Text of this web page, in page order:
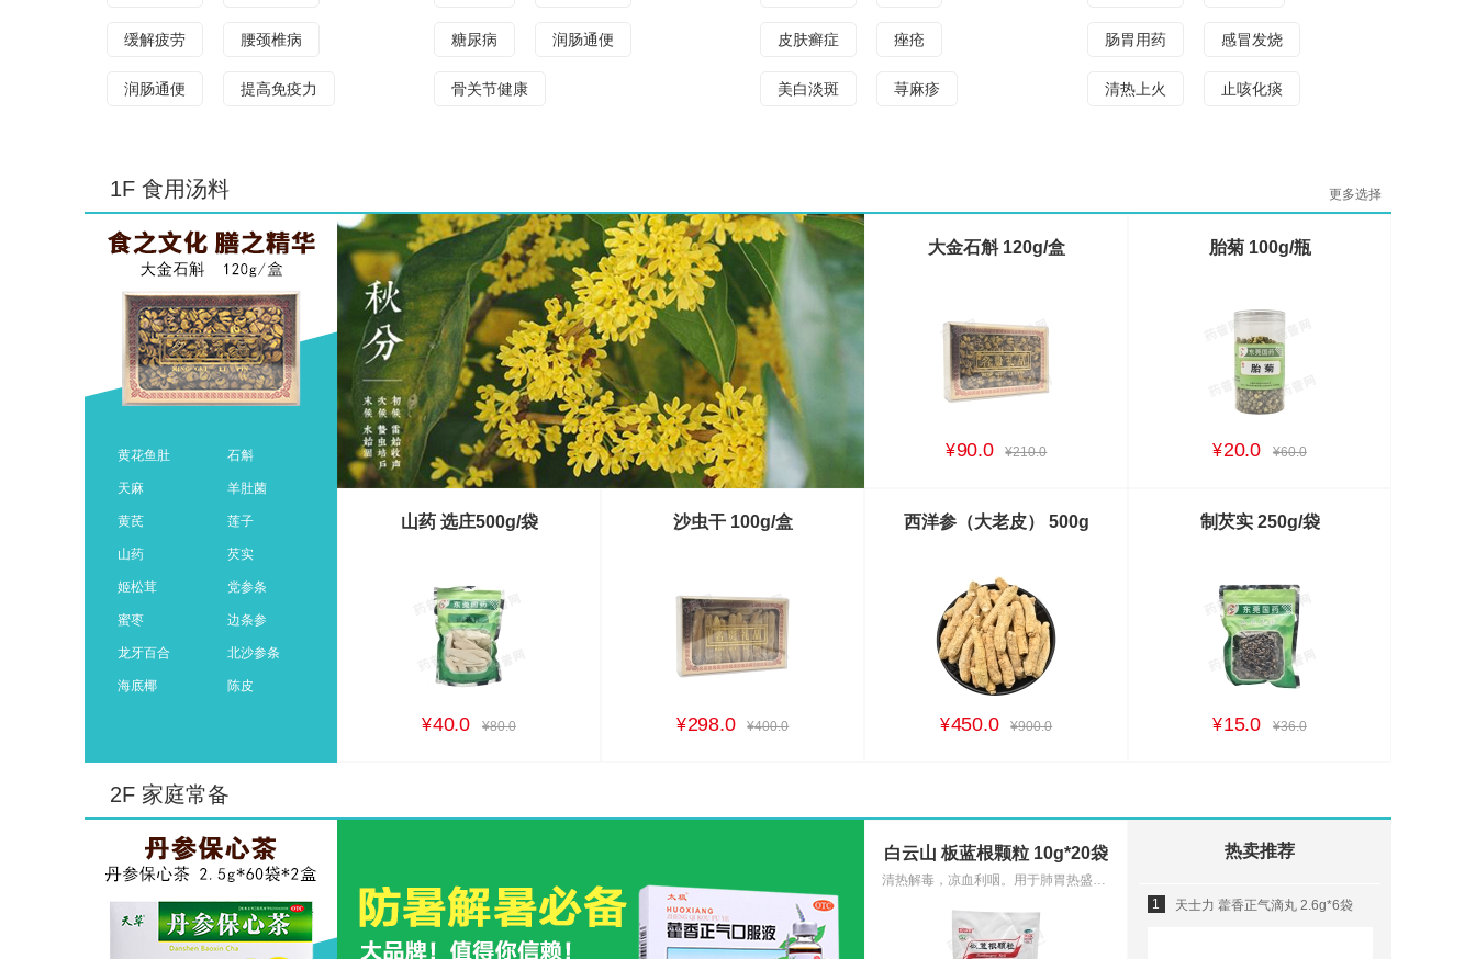
缓解疲劳 腰颈椎病
润肠通便 提高免疫力
糖尿病 润肠通便
骨关节健康
皮肤癣症 痤疮
美白淡斑 荨麻疹
肠胃用药 感冒发烧
清热上火 止咳化痰
1F 食用汤料
黄花鱼肚 石斛
天麻 羊肚菌
黄芪 莲子
山药 芡实
姬松茸 党参条
蜜枣 边条参
龙牙百合 北沙参条
海底椰 陈皮
更多选择
大金石斛 120g/盒
¥90.0 ¥210.0
胎菊 100g/瓶
¥20.0 ¥60.0
山药 选庄500g/袋
¥40.0 ¥80.0
沙虫干 100g/盒
¥298.0 ¥400.0
西洋参（大老皮） 500g
¥450.0 ¥900.0
制芡实 250g/袋
¥15.0 ¥36.0
2F 家庭常备
热卖推荐
1 天士力 藿香正气滴丸 2.6g*6袋
白云山 板蓝根颗粒 10g*20袋
清热解毒，凉血利咽。用于肺胃热盛所致的咽喉肿痛、口咽干燥；急性扁桃体炎见上述证候者。